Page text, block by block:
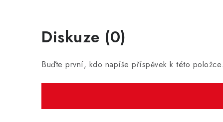
Diskuze (0)
Buďte první, kdo napíše příspěvek k této položce.